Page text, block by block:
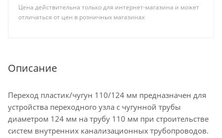
Цена действительна только для интернет-магазина и может
отличаться от цен в розничных магазинах
Описание
Переход пластик/чугун 110/124 мм предназначен для
устройства переходного узла с чугунной трубы
диаметром 124 мм на трубу 110 мм при строительстве
систем внутренних канализационных трубопроводов.